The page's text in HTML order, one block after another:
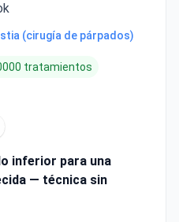
(cirugía de párpados)
tratamientos
inferior para una
— técnica sin